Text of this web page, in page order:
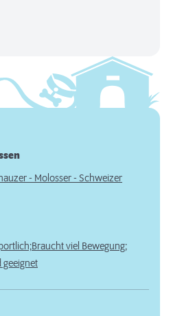
- Molosser - Schweizer
Braucht viel Bewegung;
geeignet